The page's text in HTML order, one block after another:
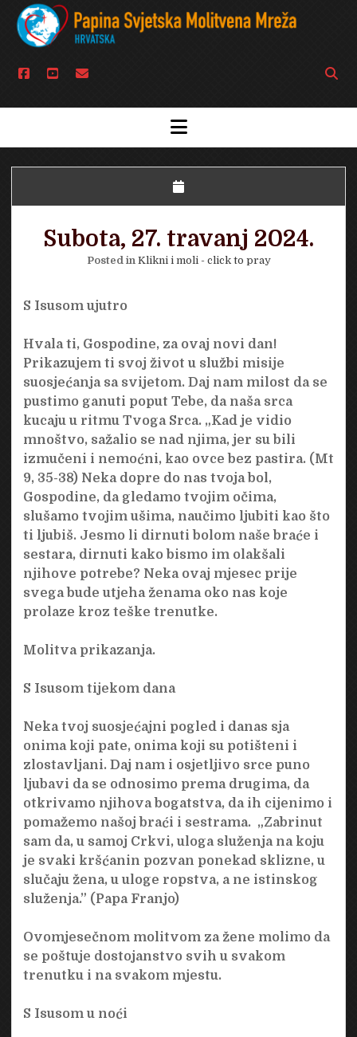
facebook
youtubeemail
Open
bar
open
menu
Subota, 27. travanj 2024.
Posted in Klikni i moli - click to pray
S Isusom ujutro
Hvala ti, Gospodine, za ovaj novi dan!
Prikazujem ti svoj život u službi misije
suosjećanja sa svijetom. Daj nam milost da se
pustimo ganuti poput Tebe, da naša srca
kucaju u ritmu Tvoga Srca. „Kad je vidio
mnoštvo, sažalio se nad njima, jer su bili
izmučeni i nemoćni, kao ovce bez pastira. (Mt
9, 35-38) Neka dopre do nas tvoja bol,
Gospodine, da gledamo tvojim očima,
slušamo tvojim ušima, naučimo ljubiti kao što
ti ljubiš. Jesmo li dirnuti bolom naše braće i
sestara, dirnuti kako bismo im olakšali
njihove potrebe? Neka ovaj mjesec prije
svega bude utjeha ženama oko nas koje
prolaze kroz teške trenutke.
Molitva prikazanja.
S Isusom tijekom dana
Neka tvoj suosjećajni pogled i danas sja
onima koji pate, onima koji su potišteni i
zlostavljani. Daj nam i osjetljivo srce puno
ljubavi da se odnosimo prema drugima, da
otkrivamo njihova bogatstva, da ih cijenimo i
pomažemo našoj braći i sestrama. „Zabrinut
sam da, u samoj Crkvi, uloga služenja na koju
je svaki kršćanin pozvan ponekad sklizne, u
slučaju žena, u uloge ropstva, a ne istinskog
služenja.” (Papa Franjo)
Ovomjesečnom molitvom za žene molimo da
se poštuje dostojanstvo svih u svakom
trenutku i na svakom mjestu.
S Isusom u noći